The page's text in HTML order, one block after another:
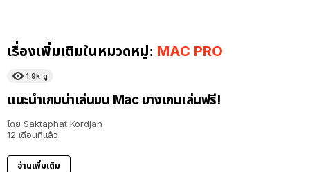
เรื่องเพิ่มเติมในหมวดหมู่: MAC PRO
1.9k ดู
แนะนำเกมน่าเล่นบน Mac บางเกมเล่นฟรี!
โดย Saktaphat Kordjan
12 เดือนที่แล้ว
อ่านเพิ่มเติม